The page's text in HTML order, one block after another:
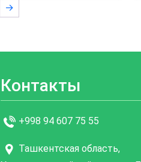
→
Контакты
+998 94 607 75 55
Ташкентская область,